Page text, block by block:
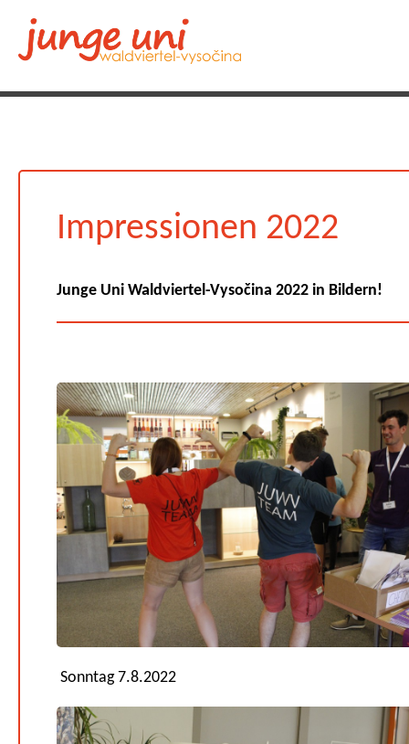
Impressionen 2022
Junge Uni Waldviertel-Vysočina 2022 in Bildern!
Sonntag 7.8.2022